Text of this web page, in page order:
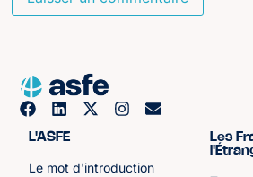
L'ASFE
Le mot d'introduction
Les